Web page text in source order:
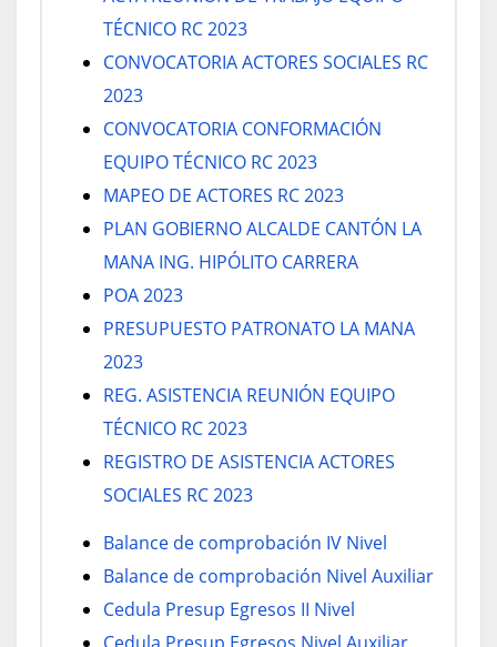
TÉCNICO RC 2023
CONVOCATORIA ACTORES SOCIALES RC
2023
CONVOCATORIA CONFORMACIÓN
EQUIPO TÉCNICO RC 2023
MAPEO DE ACTORES RC 2023
PLAN GOBIERNO ALCALDE CANTÓN LA
MANA ING. HIPÓLITO CARRERA
POA 2023
PRESUPUESTO PATRONATO LA MANA
2023
REG. ASISTENCIA REUNIÓN EQUIPO
TÉCNICO RC 2023
REGISTRO DE ASISTENCIA ACTORES
SOCIALES RC 2023
Balance de comprobación IV Nivel
Balance de comprobación Nivel Auxiliar
Cedula Presup Egresos II Nivel